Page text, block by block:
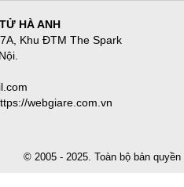
HÀ ANH
Khu ĐTM The Spark
webgiare.com.vn
© 2005 - 2025. Toàn bộ bản